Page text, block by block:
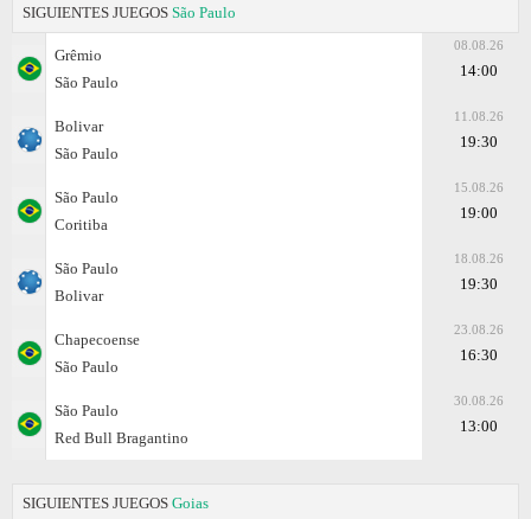
SIGUIENTES JUEGOS São Paulo
Grêmio
São Paulo
08.08.26
14:00
Bolivar
São Paulo
11.08.26
19:30
São Paulo
Coritiba
15.08.26
19:00
São Paulo
Bolivar
18.08.26
19:30
Chapecoense
São Paulo
23.08.26
16:30
São Paulo
Red Bull Bragantino
30.08.26
13:00
SIGUIENTES JUEGOS Goias